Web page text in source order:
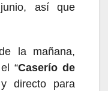
así que
la mañana,
el“Caserío de
y directo para